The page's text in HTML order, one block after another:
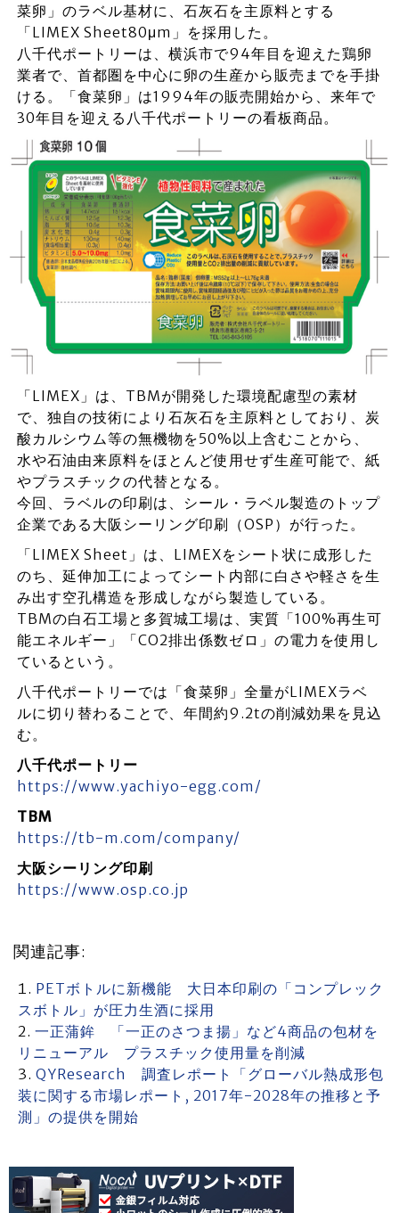
菜卵」のラベル基材に、石灰石を主原料とする
「LIMEX Sheet80μm」を採用した。
八千代ポートリーは、横浜市で94年目を迎えた鶏卵
業者で、首都圏を中心に卵の生産から販売までを手掛
ける。「食菜卵」は1994年の販売開始から、来年で
30年目を迎える八千代ポートリーの看板商品。
「LIMEX」は、TBMが開発した環境配慮型の素材
で、独自の技術により石灰石を主原料としており、炭
酸カルシウム等の無機物を50%以上含むことから、
水や石油由来原料をほとんど使用せず生産可能で、紙
やプラスチックの代替となる。
今回、ラベルの印刷は、シール・ラベル製造のトップ
企業である大阪シーリング印刷（OSP）が行った。
「LIMEX Sheet」は、LIMEXをシート状に成形した
のち、延伸加工によってシート内部に白さや軽さを生
み出す空孔構造を形成しながら製造している。
TBMの白石工場と多賀城工場は、実質「100%再生可
能エネルギー」「CO2排出係数ゼロ」の電力を使用し
ているという。
八千代ポートリーでは「食菜卵」全量がLIMEXラベ
ルに切り替わることで、年間約9.2tの削減効果を見込
む。
八千代ポートリー
https://www.yachiyo-egg.com/
TBM
https://tb-m.com/company/
大阪シーリング印刷
https://www.osp.co.jp
関連記事:
PETボトルに新機能 大日本印刷の「コンプレック
スボトル」が圧力生酒に採用
一正蒲鉾 「一正のさつま揚」など4商品の包材を
リニューアル プラスチック使用量を削減
QYResearch 調査レポート「グローバル熱成形包
装に関する市場レポート, 2017年-2028年の推移と予
測」の提供を開始